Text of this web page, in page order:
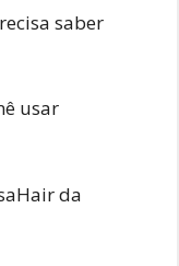
saber
usar
da